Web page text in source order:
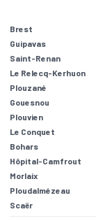
Brest
Guipavas
Saint-Renan
Le Relecq-Kerhuon
Plouzané
Gouesnou
Plouvien
Le Conquet
Bohars
Hôpital-Camfrout
Morlaix
Ploudalmézeau
Scaër